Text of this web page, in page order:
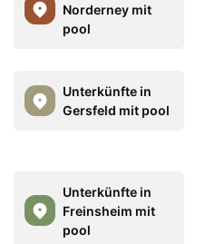
Norderney mit
pool
Unterkünfte in
Gersfeld mit pool
Unterkünfte in
Freinsheim mit
pool